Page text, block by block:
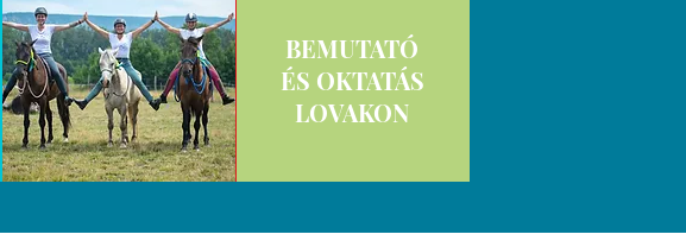
BEMUTATÓ
ÉS OKTATÁS
LOVAKON